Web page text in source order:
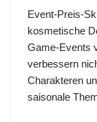
Event-Preis-
kosmetische
Game-Events
verbessern
Charakteren
saisonale